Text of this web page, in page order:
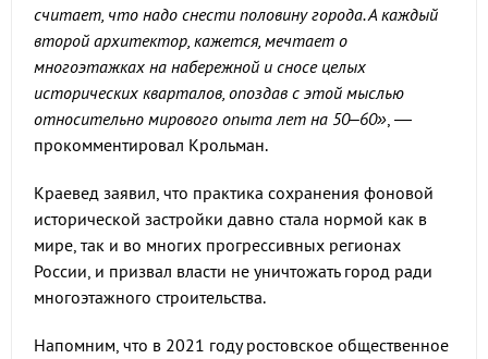
считает, что надо снести половину города. А каждый
второй архитектор, кажется, мечтает о
многоэтажках на набережной и сносе целых
исторических кварталов, опоздав с этой мыслью
относительно мирового опыта лет на 50–60», —
прокомментировал Крольман.
Краевед заявил, что практика сохранения фоновой
исторической застройки давно стала нормой как в
мире, так и во многих прогрессивных регионах
России, и призвал власти не уничтожать город ради
многоэтажного строительства.
Напомним, что в 2021 году ростовское общественное